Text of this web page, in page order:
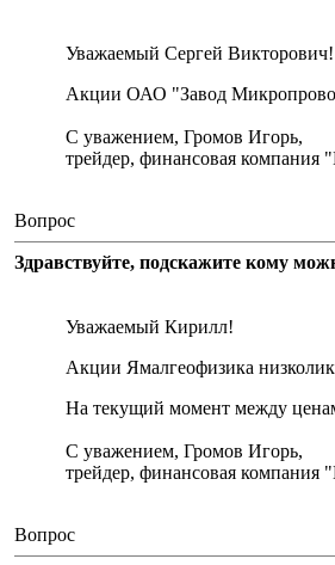
Уважаемый Сергей Викторович!
Акции ОАО "Завод
С уважением, Громов Игорь,
трейдер, финансовая компания
Вопрос
Здравствуйте, подскажите кому
Уважаемый Кирилл!
Акции Ямалгеофизика
На текущий момент между
С уважением, Громов Игорь,
трейдер, финансовая компания
Вопрос